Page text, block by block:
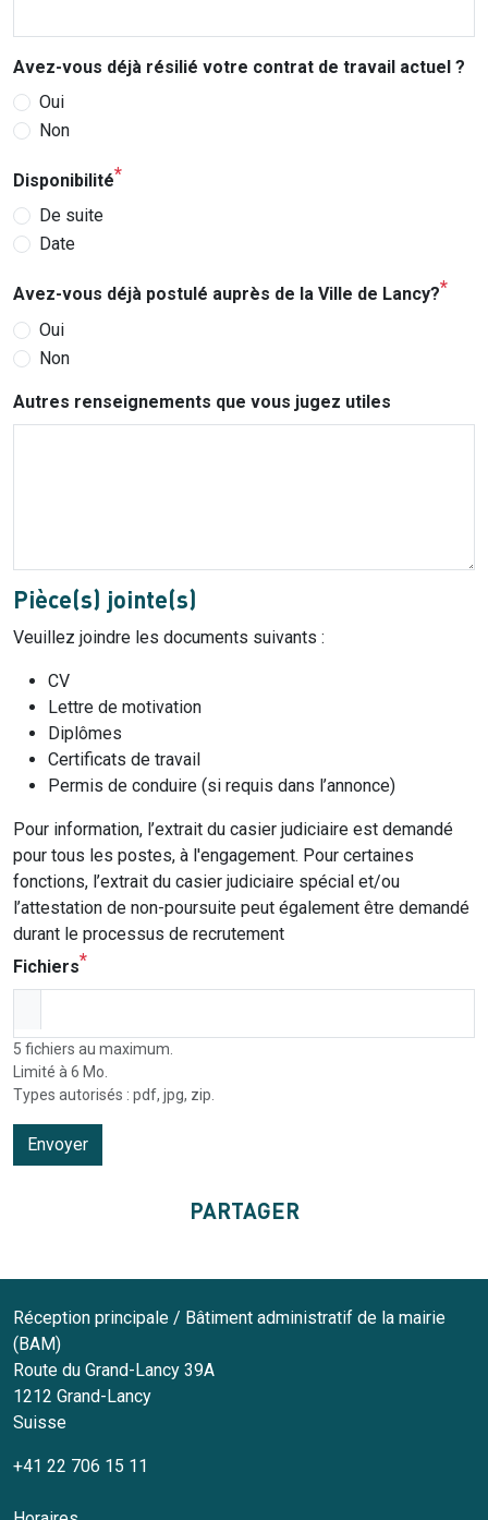
Avez-vous déjà résilié votre contrat de travail actuel ?
Oui
Non
Disponibilité
De suite
Date
Avez-vous déjà postulé auprès de la Ville de Lancy?
Oui
Non
Autres renseignements que vous jugez utiles
Pièce(s) jointe(s)
Veuillez joindre les documents suivants :
CV
Lettre de motivation
Diplômes
Certificats de travail
Permis de conduire (si requis dans l’annonce)
Pour information, l’extrait du casier judiciaire est demandé
pour tous les postes, à l'engagement. Pour certaines
fonctions, l’extrait du casier judiciaire spécial et/ou
l’attestation de non-poursuite peut également être demandé
durant le processus de recrutement
Fichiers
5 fichiers au maximum.
Limité à 6 Mo.
Types autorisés : pdf, jpg, zip.
PARTAGER
Réception principale / Bâtiment administratif de la mairie
(BAM)
Route du Grand-Lancy 39A
1212 Grand-Lancy
Suisse
+41 22 706 15 11